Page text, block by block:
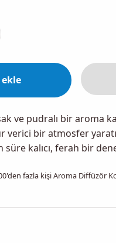
ekle
ve pudralı bir aroma
verici bir atmosfer
kalıcı, ferah bir
'den fazla kişiAroma Diffüzör